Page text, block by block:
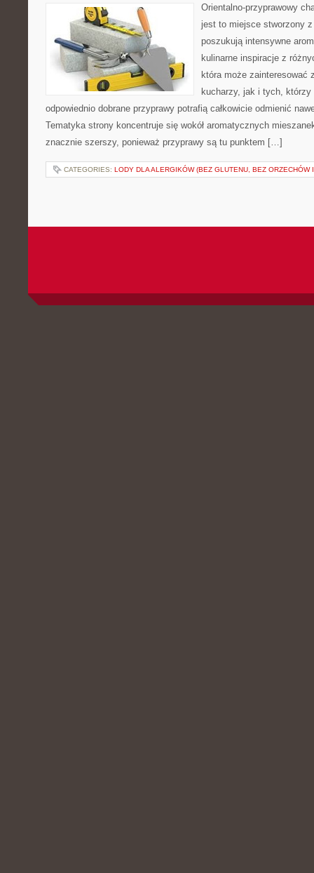
Orientalno-przyprawowy
jest to miejsce stworzony
poszukują intensywne
kulinarne inspiracje z
która może zainteresować
kucharzy, jak i tych, którzy
odpowiednio dobrane przyprawy potrafią całkowicie odmienić
Tematyka strony koncentruje się wokół aromatycznych
znacznie szerszy, ponieważ przyprawy są tu punktem […]
CATEGORIES: LODY DLA ALERGIKÓW (BEZ GLUTENU, BEZ ORZECHÓW